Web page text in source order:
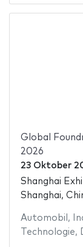
Global
2026
23 Oktober
Shanghai
Shanghai,
Automobil ,
Technologie,